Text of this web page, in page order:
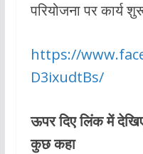
परियोजना पर कार्य
https://
D3ixudtBs/
ऊपर दिए लिंक में देखिए
कुछ कहा